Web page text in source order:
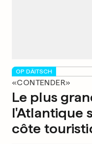
OP DÄITSCH
«CONTENDER»
Le plus
l'Atlantique
côte